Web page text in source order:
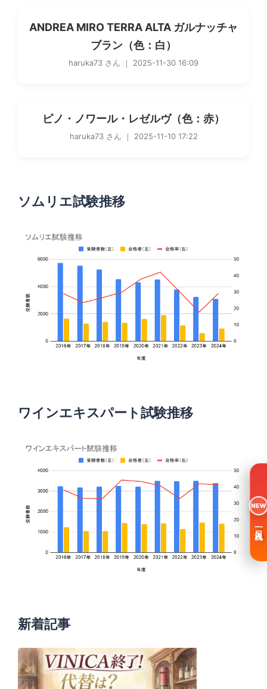
ANDREA MIRO TERRA ALTA ガルナッチャ
ブラン（色：白）
haruka73 さん ｜ 2025-11-30 16:09
ピノ・ノワール・レゼルヴ（色：赤）
haruka73 さん ｜ 2025-11-10 17:22
ソムリエ試験推移
ワインエキスパート試験推移
新着記事
NEW